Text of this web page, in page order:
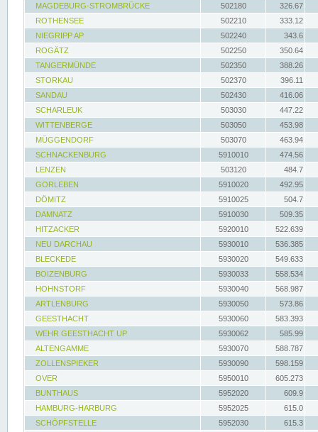
MAGDEBURG-STROMBRÜCKE
502180
326.67
ROTHENSEE
502210
333.12
NIEGRIPP AP
502240
343.6
ROGÄTZ
502250
350.64
TANGERMÜNDE
502350
388.26
STORKAU
502370
396.11
SANDAU
502430
416.06
SCHARLEUK
503030
447.22
WITTENBERGE
503050
453.98
MÜGGENDORF
503070
463.94
SCHNACKENBURG
5910010
474.56
LENZEN
503120
484.7
GORLEBEN
5910020
492.95
DÖMITZ
5910025
504.7
DAMNATZ
5910030
509.35
HITZACKER
5920010
522.639
NEU DARCHAU
5930010
536.385
BLECKEDE
5930020
549.633
BOIZENBURG
5930033
558.534
HOHNSTORF
5930040
568.987
ARTLENBURG
5930050
573.86
GEESTHACHT
5930060
583.393
WEHR GEESTHACHT UP
5930062
585.99
ALTENGAMME
5930070
588.787
ZOLLENSPIEKER
5930090
598.159
OVER
5950010
605.273
BUNTHAUS
5952020
609.9
HAMBURG-HARBURG
5952025
615.0
SCHÖPFSTELLE
5952030
615.3